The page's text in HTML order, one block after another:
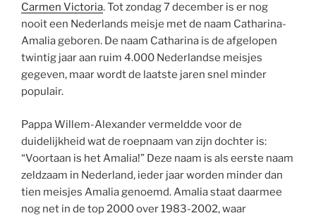
Carmen Victoria. Tot zondag 7 december is er nog
nooit een Nederlands meisje met de naam Catharina-
Amalia geboren. De naam Catharina is de afgelopen
twintig jaar aan ruim 4.000 Nederlandse meisjes
gegeven, maar wordt de laatste jaren snel minder
populair.
Pappa Willem-Alexander vermeldde voor de
duidelijkheid wat de roepnaam van zijn dochter is:
“Voortaan is het Amalia!” Deze naam is als eerste naam
zeldzaam in Nederland, ieder jaar worden minder dan
tien meisjes Amalia genoemd. Amalia staat daarmee
nog net in de top 2000 over 1983-2002, waar